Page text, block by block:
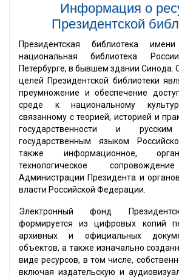
Информация о
Президентской
Президентская библиотека
национальная библиотека
Петербурге, в бывшем здании Синода.
целей Президентской библиотеки
преумножение и обеспечение
среде к национальному
связанному с теорией, историей и
государственности и
государственным языком
также информационное,
технологическое
Администрации Президента и
власти Российской Федерации.
Электронный фонд
формируется из цифровых копий
архивных и официальных
объектов, а также изначально
виде ресурсов, в том числе,
включая издательскую и